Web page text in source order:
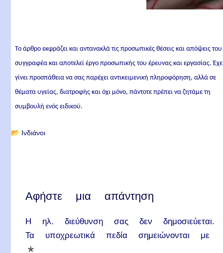
Το άρθρο εκφράζει και αντανακλά τις προσωπικές θέσεις και απόψεις του
συγγραφέα και αποτελεί έργο προσωπικής του έρευνας και εργασίας.
γίνει προσπάθεια να σας παρέχει αντικειμενική πληροφόρηση, αλλά σε
θέματα υγείας, διατροφής και όχι μόνο, πάντοτε πρέπει να ζητάμε τη
συμβουλή ενός ειδικού.
📂 Ινδιάνοι
Αφήστε μια απάντηση
Η ηλ. διεύθυνση σας δεν δημοσιεύεται.
Τα υποχρεωτικά πεδία σημειώνονται με
*